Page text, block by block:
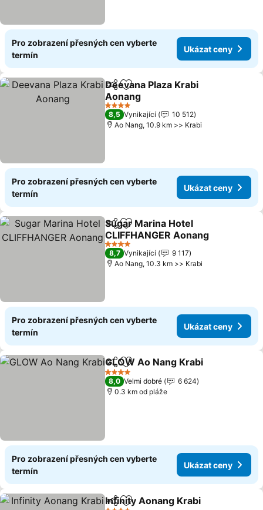
Pro zobrazení přesných cen vyberte
termín
Ukázat ceny
SdíletPřidat na seznam oblíbených
Deevana Plaza Krabi
Aonang
4 Počet hvězdiček
8,5 Vynikající
10 512
Ao Nang, 10.9 km >> Krabi
Pro zobrazení přesných cen vyberte
termín
Ukázat ceny
SdíletPřidat na seznam oblíbených
Sugar Marina Hotel
CLIFFHANGER Aonang
4 Počet hvězdiček
8,7 Vynikající
9 117
Ao Nang, 10.3 km >> Krabi
Pro zobrazení přesných cen vyberte
termín
Ukázat ceny
SdíletPřidat na seznam oblíbených
GLOW Ao Nang Krabi
4 Počet hvězdiček
8,0 Velmi dobré
6 624
0.3 km od pláže
Pro zobrazení přesných cen vyberte
termín
Ukázat ceny
SdíletPřidat na seznam oblíbených
Infinity Aonang Krabi